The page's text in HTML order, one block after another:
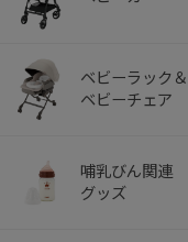
ベビーラック＆
ベビーチェア
哺乳びん関連
グッズ